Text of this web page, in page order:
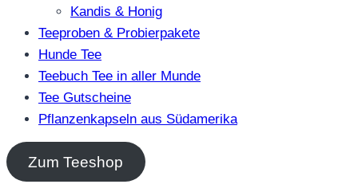
Kandis & Honig
Teeproben & Probierpakete
Hunde Tee
Teebuch Tee in aller Munde
Tee Gutscheine
Pflanzenkapseln aus Südamerika
Zum Teeshop